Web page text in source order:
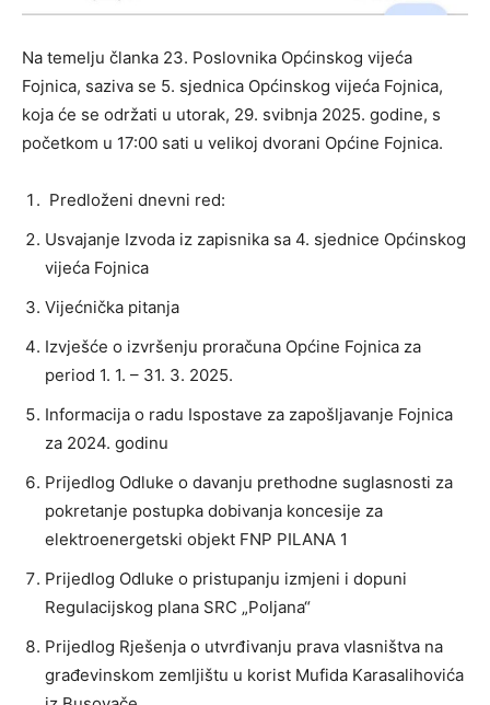
Na temelju članka 23. Poslovnika Općinskog vijeća
Fojnica, saziva se 5. sjednica Općinskog vijeća Fojnica,
koja će se održati u utorak, 29. svibnja 2025. godine, s
početkom u 17:00 sati u velikoj dvorani Općine Fojnica.
Predloženi dnevni red:
Usvajanje Izvoda iz zapisnika sa 4. sjednice Općinskog
vijeća Fojnica
Vijećnička pitanja
Izvješće o izvršenju proračuna Općine Fojnica za
period 1. 1. – 31. 3. 2025.
Informacija o radu Ispostave za zapošljavanje Fojnica
za 2024. godinu
Prijedlog Odluke o davanju prethodne suglasnosti za
pokretanje postupka dobivanja koncesije za
elektroenergetski objekt FNP PILANA 1
Prijedlog Odluke o pristupanju izmjeni i dopuni
Regulacijskog plana SRC „Poljana“
Prijedlog Rješenja o utvrđivanju prava vlasništva na
građevinskom zemljištu u korist Mufida Karasalihovića